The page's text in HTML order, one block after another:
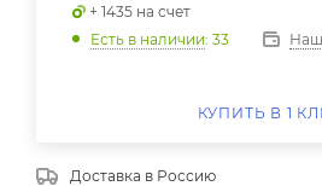
+ 1435 на счет
Есть в наличии: 33
КУПИТЬ В 1
Доставка в Россию